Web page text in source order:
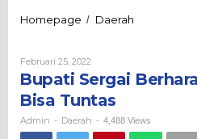
Homepage / Daerah
Agraria
Februari 25, 2022
Bupati Sergai
Bisa Tuntas
Admin - Daerah - 4,488 Views